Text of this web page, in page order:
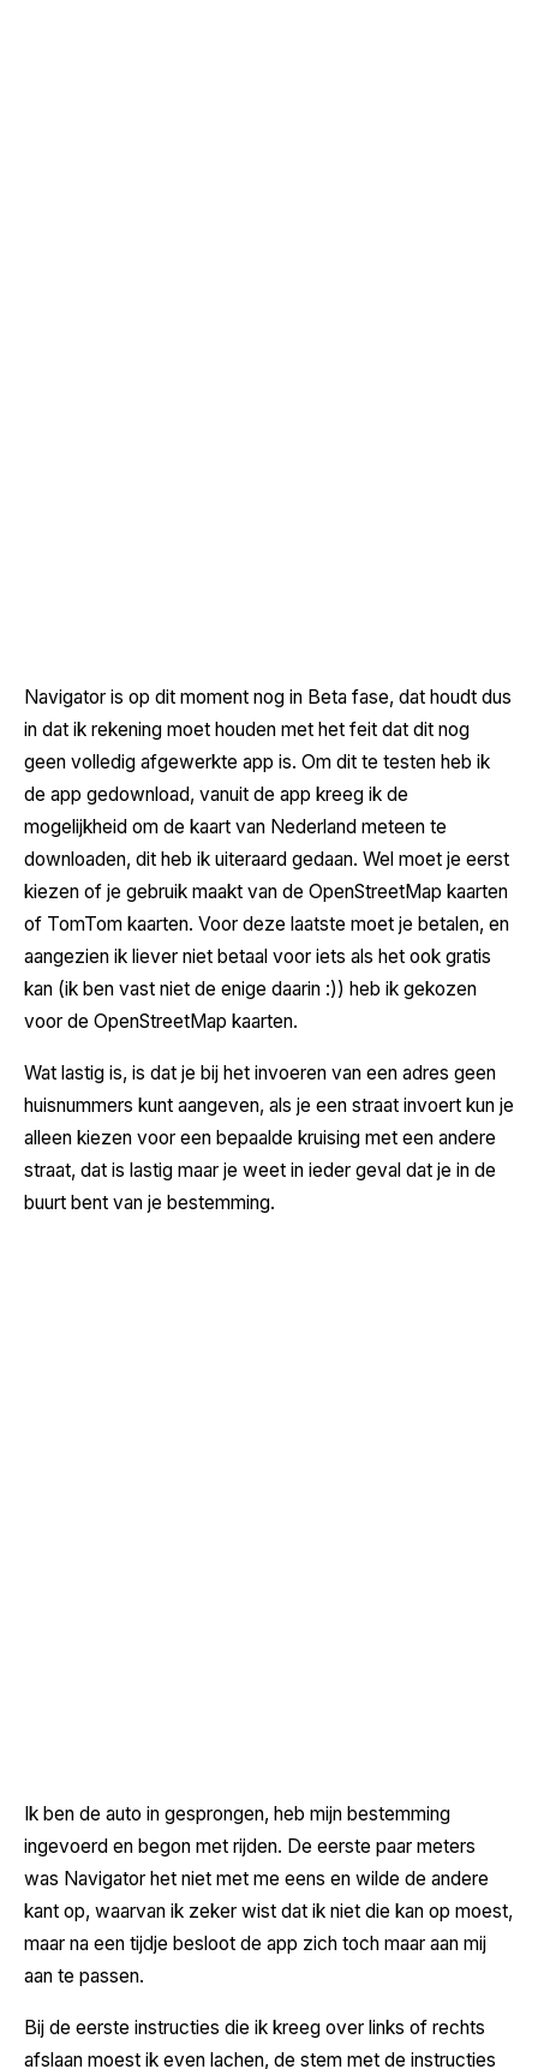
Navigator is op dit moment nog in Beta fase, dat houdt dus
in dat ik rekening moet houden met het feit dat dit nog
geen volledig afgewerkte app is. Om dit te testen heb ik
de app gedownload, vanuit de app kreeg ik de
mogelijkheid om de kaart van Nederland meteen te
downloaden, dit heb ik uiteraard gedaan. Wel moet je eerst
kiezen of je gebruik maakt van de OpenStreetMap kaarten
of TomTom kaarten. Voor deze laatste moet je betalen, en
aangezien ik liever niet betaal voor iets als het ook gratis
kan (ik ben vast niet de enige daarin :)) heb ik gekozen
voor de OpenStreetMap kaarten.
Wat lastig is, is dat je bij het invoeren van een adres geen
huisnummers kunt aangeven, als je een straat invoert kun je
alleen kiezen voor een bepaalde kruising met een andere
straat, dat is lastig maar je weet in ieder geval dat je in de
buurt bent van je bestemming.
Ik ben de auto in gesprongen, heb mijn bestemming
ingevoerd en begon met rijden. De eerste paar meters
was Navigator het niet met me eens en wilde de andere
kant op, waarvan ik zeker wist dat ik niet die kan op moest,
maar na een tijdje besloot de app zich toch maar aan mij
aan te passen.
Bij de eerste instructies die ik kreeg over links of rechts
afslaan moest ik even lachen, de stem met de instructies